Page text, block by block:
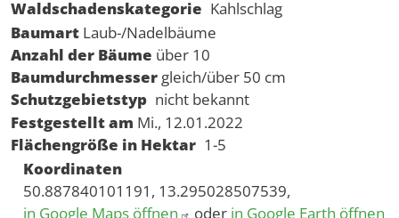
Waldschadenskategorie Kahlschlag
Baumart Laub-/Nadelbäume
Anzahl der Bäume über 10
Baumdurchmesser gleich/über 50 cm
Schutzgebietstyp nicht bekannt
Festgestellt am Mi., 12.01.2022
Flächengröße in Hektar 1-5
Koordinaten
50.887840101191, 13.295028507539,
in Google Maps öffnen
oder in Google Earth öffnen